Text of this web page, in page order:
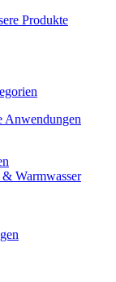
Produkte
Anwendungen
Warmwasser